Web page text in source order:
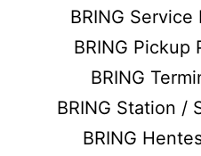
BRING Service
BRING Pickup
BRING
BRING Station /
BRING